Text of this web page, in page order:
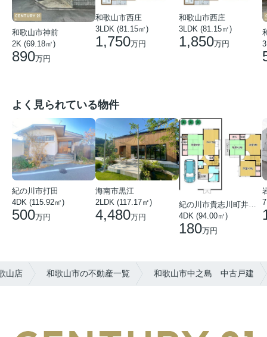
和歌山市神前
2K (69.18㎡)
890万円
和歌山市西庄
3LDK (81.15㎡)
1,750万円
和歌山市西庄
3LDK (81.15㎡)
1,850万円
よく見られている物件
紀の川市打田
4DK (115.92㎡)
500万円
海南市黒江
2LDK (117.17㎡)
4,480万円
4DK (94.00㎡)
180万円
山店 和歌山市の不動産一覧 和歌山市中之島 中古戸建